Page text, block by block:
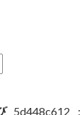
5d448c612 :